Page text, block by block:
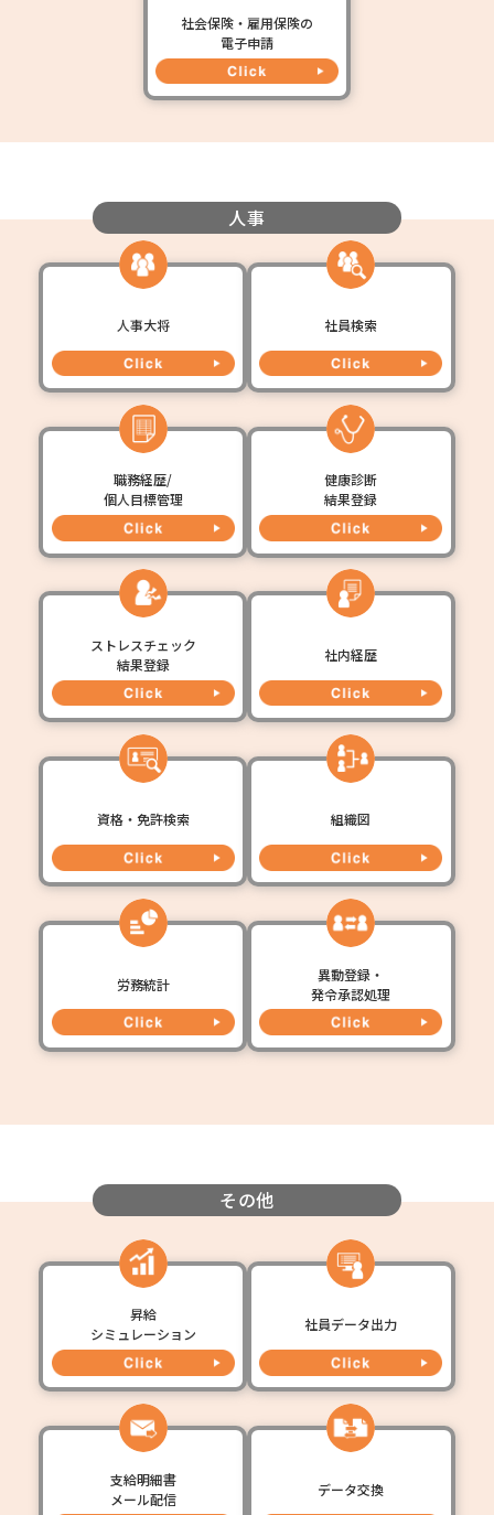
社会保険・雇用保険の
電子申請
人事
人事大将 社員検索
職務経歴/
個人目標管理
健康診断
結果登録
ストレスチェック
結果登録
社内経歴
資格・免許検索 組織図
労務統計
異動登録・
発令承認処理
その他
昇給
シミュレーション
社員データ出力
支給明細書
メール配信
データ交換